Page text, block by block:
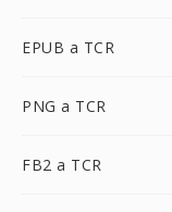
EPUB a TCR
PNG a TCR
FB2 a TCR